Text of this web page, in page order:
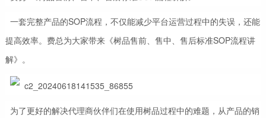
一套完整产品的SOP流程，不仅能减少平台运营过程中的失误，还能
提高效率。费总为大家带来《树品售前、售中、售后标准SOP流程讲
解》。
为了更好的解决代理商伙伴们在使用树品过程中的难题，从产品的销